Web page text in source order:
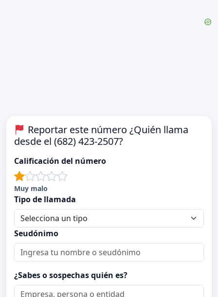
Reportar este número ¿Quién llama
desde el (682) 423-2507?
Calificación del número
Muy malo
Tipo de llamada
Seudónimo
¿Sabes o sospechas quién es?